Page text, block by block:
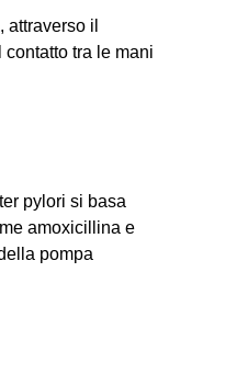
il
tra le mani
pylori si basa
amoxicillina e
pompa